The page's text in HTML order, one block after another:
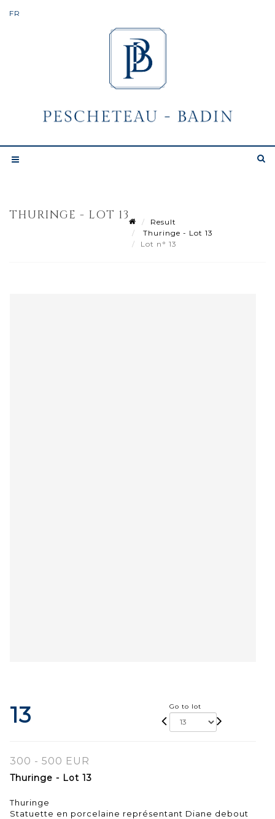
THURINGE - LOT 13
Result
Thuringe - Lot 13
Lot n° 13
13 Go to lot
300 - 500 EUR
Thuringe - Lot 13
Thuringe
Statuette en porcelaine représentant Diane debout